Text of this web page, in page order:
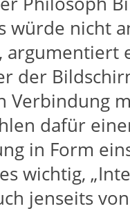
würde nicht
argumentiert
der
Verbindung
dafür
in Form
wichtig,
jenseits